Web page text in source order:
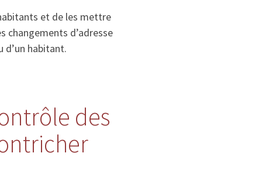
et de les mettre
changements d’adresse
d’un habitant.
des